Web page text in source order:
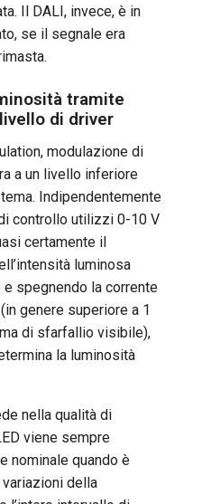
Il DALI, invece, è in
se il segnale era
tramite
di driver
modulazione di
a un livello inferiore
Indipendentemente
controllo utilizzi 0-10 V
certamente il
luminosa
spegnendo la corrente
genere superiore a 1
di sfarfallio visibile),
la luminosità
nella qualità di
viene sempre
nominale quando è
variazioni della